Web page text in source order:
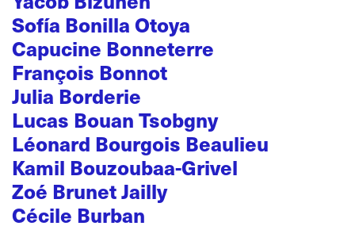
Sofía Bonilla Otoya
Capucine Bonneterre
François Bonnot
Julia Borderie
Lucas Bouan Tsobgny
Léonard Bourgois Beaulieu
Kamil Bouzoubaa-Grivel
Zoé Brunet Jailly
Cécile Burban